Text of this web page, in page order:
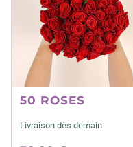
50 ROSES
Livraison dès demain